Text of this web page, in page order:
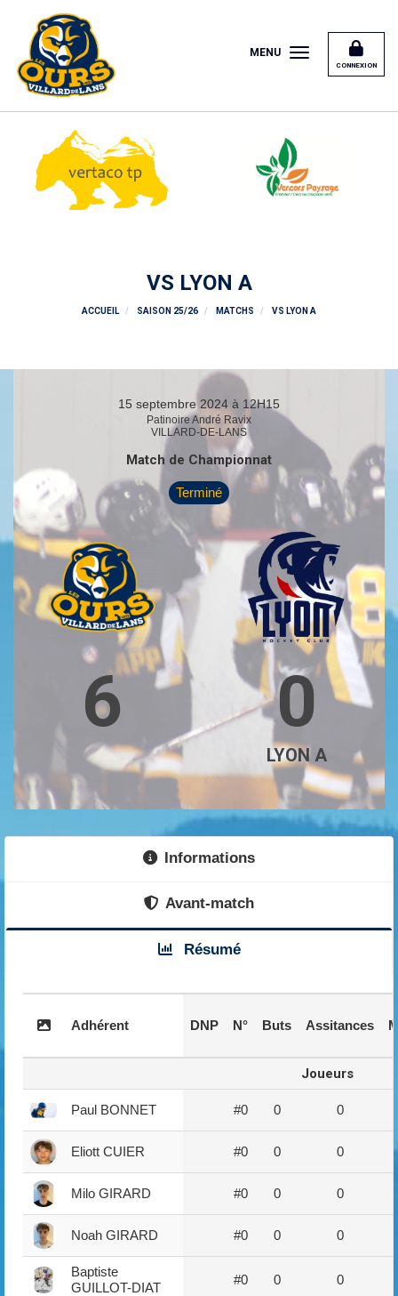
CONNEXION
MENU
VS LYON A
ACCUEIL SAISON 25/26 MATCHS VS LYON A
15 septembre 2024 à 12H15
Patinoire André Ravix
VILLARD-DE-LANS
Match de Championnat
Terminé
6 0
LYON A
Informations
Avant-match
Résumé
Adhérent DNP N° Buts Assitances
Joueurs
Paul BONNET #0 0 0
Eliott CUIER #0 0 0
Milo GIRARD #0 0 0
Noah GIRARD #0 0 0
Baptiste
GUILLOT-DIAT
#0 0 0
Panneau de gestion des cookies